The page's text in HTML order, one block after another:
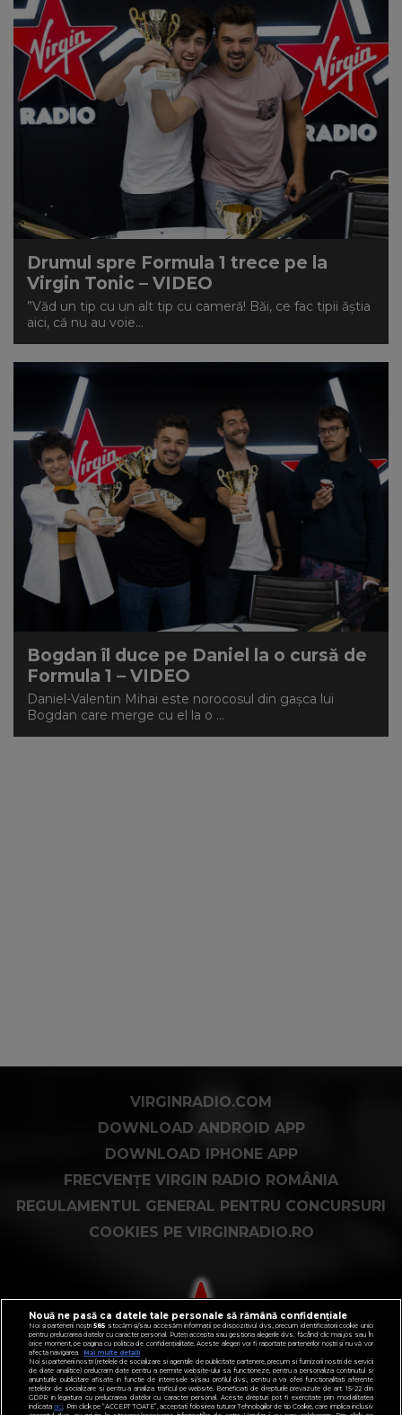
Drumul spre Formula 1 trece pe la
Virgin Tonic – VIDEO
”Văd un tip cu un alt tip cu cameră! Băi, ce fac tipii ăștia
aici, că nu au voie...
Bogdan îl duce pe Daniel la o cursă de
Formula 1 – VIDEO
Daniel-Valentin Mihai este norocosul din gaşca lui
Bogdan care merge cu el la o ...
VIRGINRADIO.COM
DOWNLOAD ANDROID APP
DOWNLOAD IPHONE APP
FRECVENȚE VIRGIN RADIO ROMÂNIA
REGULAMENTUL GENERAL PENTRU CONCURSURI
COOKIES PE VIRGINRADIO.RO
Nouă ne pasă ca datele tale personale să rămână confidențiale
Noi și partenerii noștri585 stocăm și/sau accesăm informații pe dispozitivul dvs., precum identificatorii cookie unici
pentru prelucrarea datelor cu caracter personal. Puteți accepta sau gestiona alegerile dvs. făcând clic mai jos sau în
orice moment, pe pagina cu politica de confidențialitate. Aceste alegeri vor fi raportate partenerilor noștri și nu vă vor
afecta navigarea.
Mai multe detalii
Noi si partenerii nostri (retelele de socializare si agentiile de publicitate partenere, precum si furnizorii nostri de servicii
de date analitice) prelucram date pentru a permite website-ului sa functioneze, pentru a personaliza continutul si
anunturile publicitare afisate in functie de interesele si/sau profilul dvs., pentru a va oferi functionalitati aferente
retelelor de socializare si pentru a analiza traficul pe website. Beneficiati de drepturile prevazute de art. 15-22 din
GDPR in legatura cu prelucrarea datelor cu caracter personal. Aceste drepturi pot fi exercitate prin modalitatea
indicataaici. Prin click pe “ACCEPT TOATE”, acceptati folosirea tuturor Tehnologiilor de tip Cookie, care implica inclusiv